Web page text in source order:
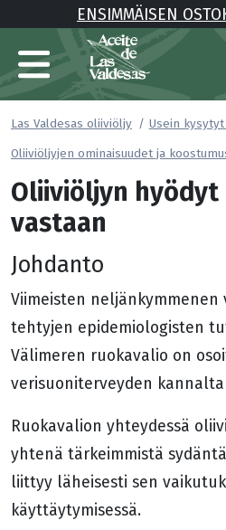
ENSIMMÄISEN
Las Valdesas oliiviöljy
Usein
Oliiviöljyjen ominaisuudet ja
Oliiviöljyn
vastaan
Johdanto
Viimeisten neljänkymmenen
tehtyjen epidemiologisten
Välimeren ruokavalio on
verisuoniterveyden
Ruokavalion yhteydessä
yhtenä tärkeimmistä
liittyy läheisesti sen
käyttäytymisessä.